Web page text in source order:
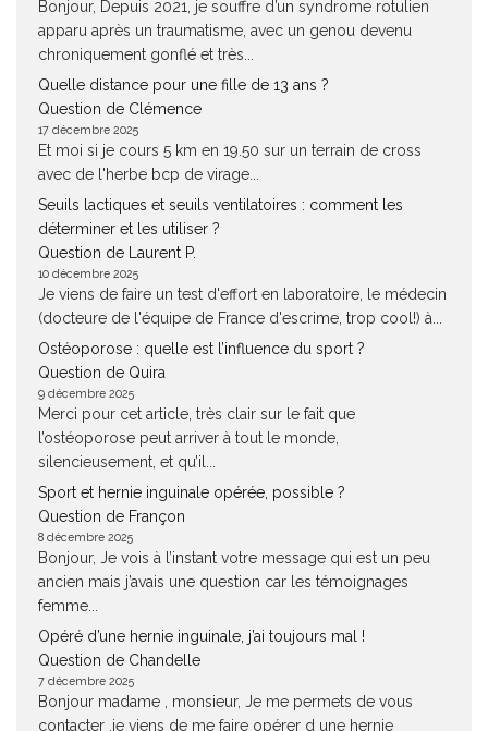
Bonjour, Depuis 2021, je souffre d’un syndrome rotulien
apparu après un traumatisme, avec un genou devenu
chroniquement gonflé et très...
Quelle distance pour une fille de 13 ans ?
Question de Clémence
17 décembre 2025
Et moi si je cours 5 km en 19.50 sur un terrain de cross
avec de l'herbe bcp de virage...
Seuils lactiques et seuils ventilatoires : comment les
déterminer et les utiliser ?
Question de Laurent P.
10 décembre 2025
Je viens de faire un test d'effort en laboratoire, le médecin
(docteure de l'équipe de France d'escrime, trop cool!) à...
Ostéoporose : quelle est l’influence du sport ?
Question de Quira
9 décembre 2025
Merci pour cet article, très clair sur le fait que
l’ostéoporose peut arriver à tout le monde,
silencieusement, et qu’il...
Sport et hernie inguinale opérée, possible ?
Question de Françon
8 décembre 2025
Bonjour, Je vois à l’instant votre message qui est un peu
ancien mais j’avais une question car les témoignages
femme...
Opéré d’une hernie inguinale, j’ai toujours mal !
Question de Chandelle
7 décembre 2025
Bonjour madame , monsieur, Je me permets de vous
contacter ,je viens de me faire opérer d une hernie